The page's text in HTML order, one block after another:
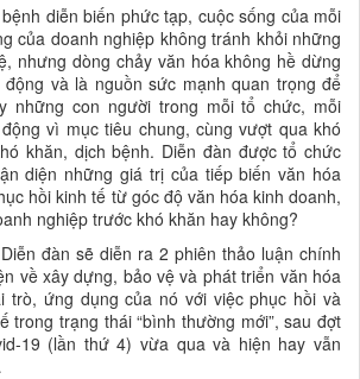
diễn biến phức tạp, cuộc sống của mỗi
của doanh nghiệp không tránh khỏi những
nhưng dòng chảy văn hóa không hề dừng
và là nguồn sức mạnh quan trọng để
những con người trong mỗi tổ chức, mỗi
vì mục tiêu chung, cùng vượt qua khó
khăn, dịch bệnh. Diễn đàn được tổ chức
diện những giá trị của tiếp biến văn hóa
hồi kinh tế từ góc độ văn hóa kinh doanh,
nghiệp trước khó khăn hay không?
đàn sẽ diễn ra 2 phiên thảo luận chính
về xây dựng, bảo vệ và phát triển văn hóa
trò, ứng dụng của nó với việc phục hồi và
trong trạng thái “bình thường mới”, sau đợt
19 (lần thứ 4) vừa qua và hiện hay vẫn